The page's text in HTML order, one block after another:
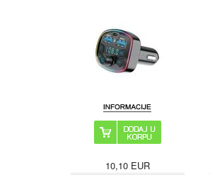
10,10EUR